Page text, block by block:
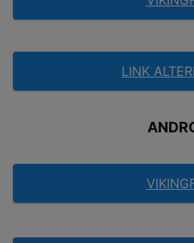
LINK